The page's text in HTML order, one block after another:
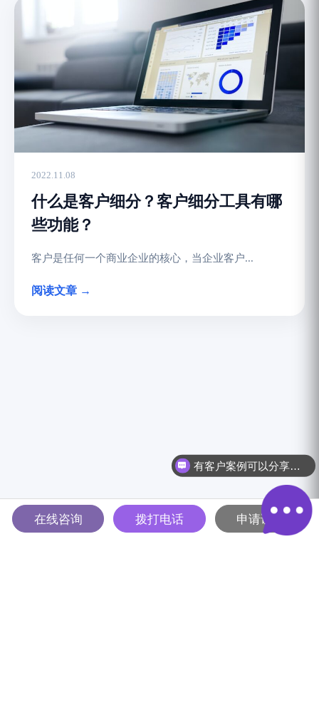
2022.11.08
什么是客户细分？客户细分工具有哪
些功能？
客户是任何一个商业企业的核心，当企业客户...
阅读文章 →
有客户案例可以分享吗？
在线咨询 拨打电话 申请试用